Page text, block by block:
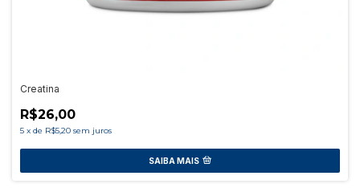
Creatina
R$26,00
5 x de R$5,20 sem juros
SAIBA MAIS